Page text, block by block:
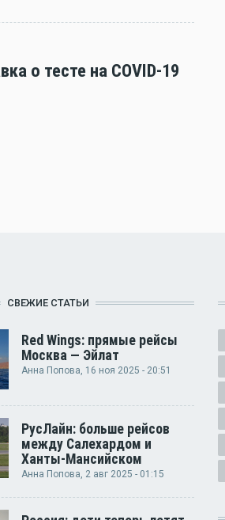
о тесте на COVID-19
СВЕЖИЕ СТАТЬИ
Red Wings: прямые рейсы
Москва — Эйлат
Анна Попова, 16 ноя 2025 - 20:51
РусЛайн: больше рейсов
между Салехардом и
Ханты-Мансийском
Анна Попова, 2 авг 2025 - 01:15